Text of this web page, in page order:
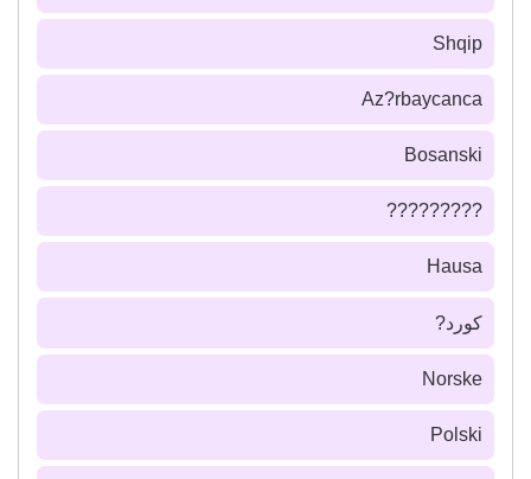
Shqip
Az?rbaycanca
Bosanski
?????????
Hausa
كورد?
Norske
Polski